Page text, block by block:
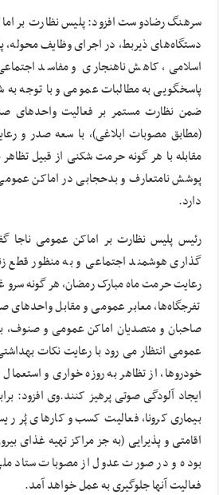
سرهنگ رضادوست افزود: پلیس نظارت بر
دستگاه‌های ذیربط، در اجرای وظایف محوله،
اسلامی، کاهش ناهنجاری و مفاسد
پاسخگویی به مطالبات عمومی و با توجه به
ضمن نظارت مستمر بر فعالیت واحدهای
(مطابق مصوبات ابلاغی)، با سعه صدر و
مقابله با هر گونه حرمت شکنی از قبیل تظاهر
پوشش نامتعارف و بدحجابی در اماکن
دارد.
رئیس پلیس نظارت بر اماکن عمومی ناجا
گذاری هوشمند اجتماعی و به منظور قطع
رعایت حرمت ماه مبارک رمضان، هر گونه سرو
تفرجگاه‌ها، معابر عمومی و مقابل واحدهای
صاحبان و متصدیان اماکن عمومی و صنوف، به
عمومی انتظار می رود با رعایت نکات
خودروها، از تظاهر به روزه خواری و
ایجاد آلودگی صوتی پرهیز کنند.وی افزود:
بیماری کرونا، فعالیت کسب و کارهای پُر
اقامتی و پذیرایی (به جز مراکز تهیه غذای
بوده و در صورت عدول از مصوبات ستاد ملی
فعالیت آنها جلوگیری به عمل خواهد آمد.